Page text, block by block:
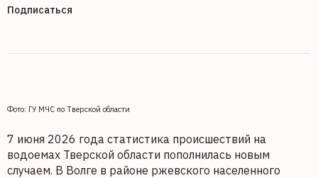
Подписаться
Фото: ГУ МЧС по Тверской области
7 июня 2026 года статистика происшествий на
водоемах Тверской области пополнилась новым
случаем. В Волге в районе ржевского населенного